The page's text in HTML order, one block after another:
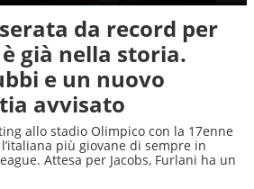
da record per
è già nella storia.
e un nuovo
avvisato
allo stadio Olimpico con la 17enne
più giovane di sempre in
Attesa per Jacobs, Furlani ha un